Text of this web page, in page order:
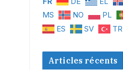
MS
NO PL
ES
SV TR
Articles récents